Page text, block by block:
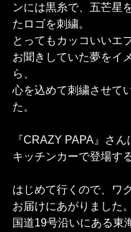
ンには黒糸で、五芒星
たロゴを刺繍。
とってもカッコいいエ
お聞きしていた夢をイ
ら、
心を込めて刺繍させて
た。
『CRAZY PAPA』さ
キッチンカーで登場す
はじめて行くので、ワ
お届けにあがりました。
国道19号沿いにある東